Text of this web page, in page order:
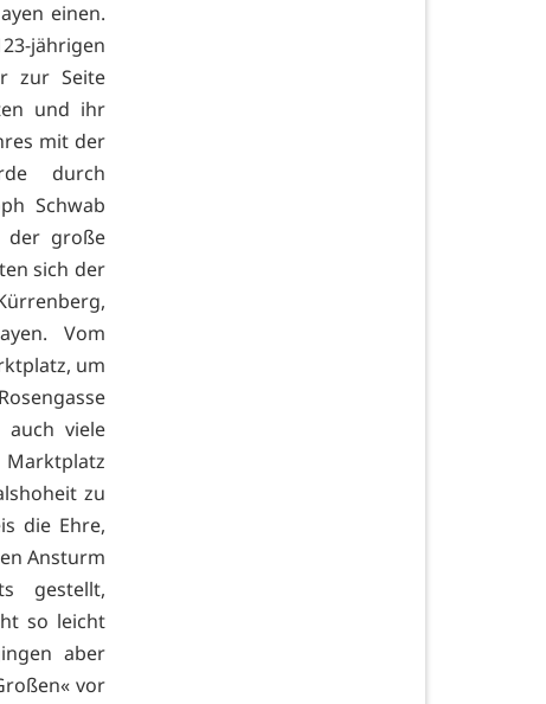
einen.
jährigen
zur Seite
und ihr
mit der
durch
Schwab
der große
sich der
Vom
um
auch viele
Marktplatz
zu
die Ehre,
Ansturm
gestellt,
so leicht
aber
vor